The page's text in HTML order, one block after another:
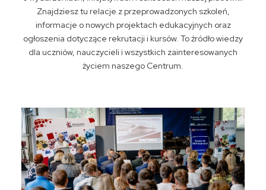
Znajdziesz tu relacje z przeprowadzonych szkoleń,
informacje o nowych projektach edukacyjnych oraz
ogłoszenia dotyczące rekrutacji i kursów. To źródło wiedzy
dla uczniów, nauczycieli i wszystkich zainteresowanych
życiem naszego Centrum.